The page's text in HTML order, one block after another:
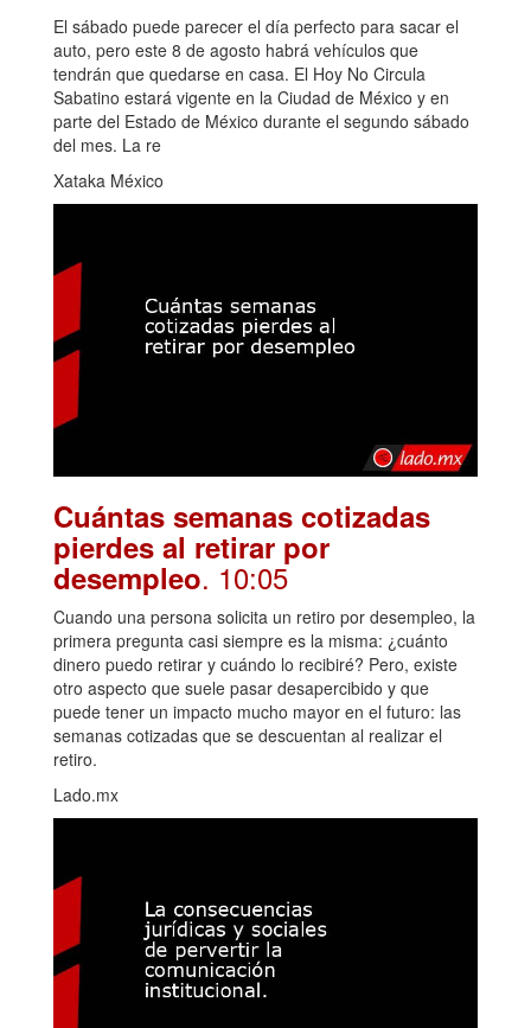
El sábado puede parecer el día perfecto para sacar el
auto, pero este 8 de agosto habrá vehículos que
tendrán que quedarse en casa. El Hoy No Circula
Sabatino estará vigente en la Ciudad de México y en
parte del Estado de México durante el segundo sábado
del mes. La re
Xataka México
Cuántas semanas cotizadas
pierdes al retirar por
desempleo. 10:05
Cuando una persona solicita un retiro por desempleo, la
primera pregunta casi siempre es la misma: ¿cuánto
dinero puedo retirar y cuándo lo recibiré? Pero, existe
otro aspecto que suele pasar desapercibido y que
puede tener un impacto mucho mayor en el futuro: las
semanas cotizadas que se descuentan al realizar el
retiro.
Lado.mx